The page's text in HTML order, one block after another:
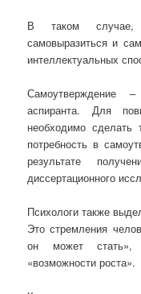
В таком случае,
самовыразиться и
интеллектуальных
Самоутверждение
аспиранта. Для
необходимо сделать
потребность в
результате
диссертационного
Психологи также
Это стремления
он может стать»,
«возможности роста».